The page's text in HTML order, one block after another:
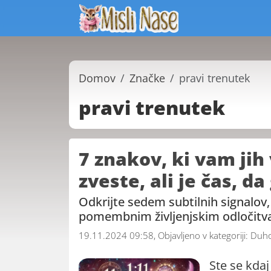
Domov Značke pravi trenutek
pravi trenutek
7 znakov, ki vam
zveste, ali je čas,
Odkrijte sedem subtilnih
pomembnim življenjskim
19.11.2024 09:58, Objavljeno v kategoriji:
Ste se